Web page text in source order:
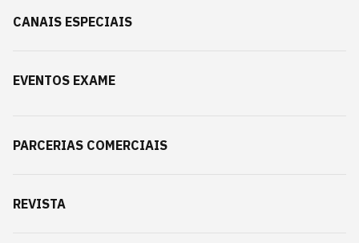
CANAIS ESPECIAIS
EVENTOS EXAME
PARCERIAS COMERCIAIS
REVISTA